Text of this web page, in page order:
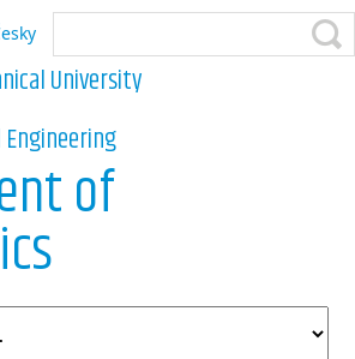
University
of